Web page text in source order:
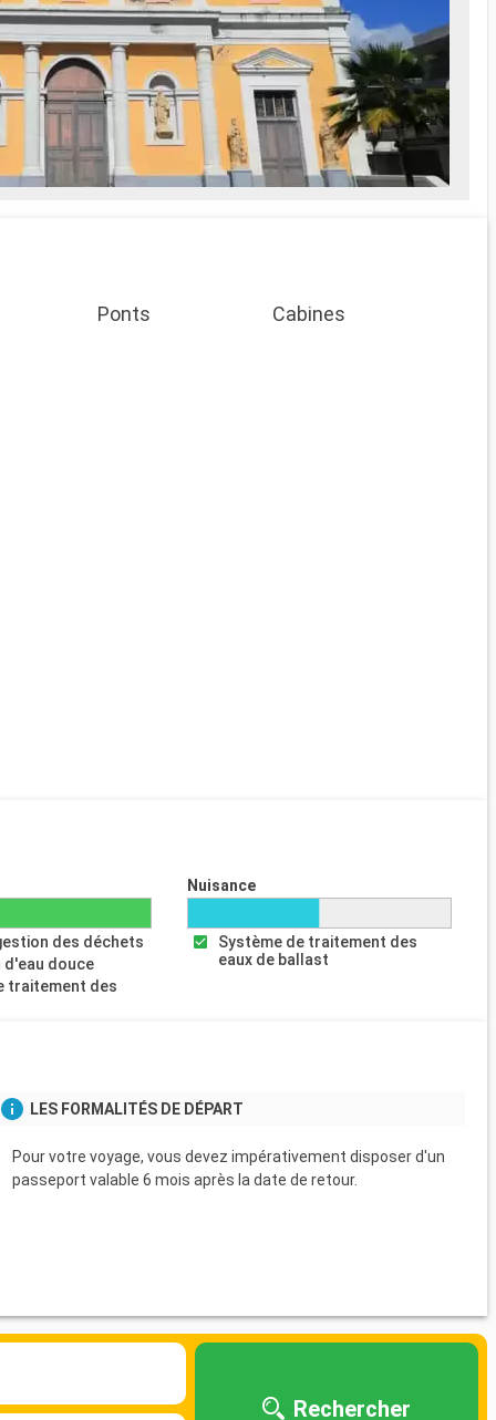
Ponts Cabines
des déchets
douce
traitement des
Nuisance
Système de traitement des
eaux de ballast
LES FORMALITÉS DE DÉPART
Pour votre voyage, vous devez impérativement disposer d'un
passeport valable 6 mois après la date de retour.
Rechercher